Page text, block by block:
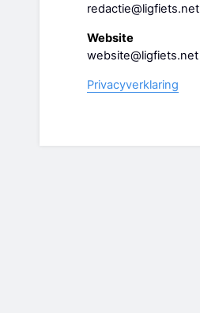
redactie@ligfiets.net
Website
website@ligfiets.net
Privacyverklaring